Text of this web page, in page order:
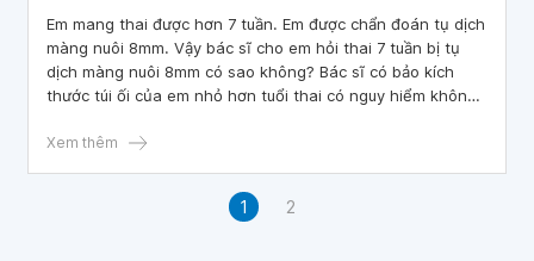
Em mang thai được hơn 7 tuần. Em được chẩn đoán tụ dịch
màng nuôi 8mm. Vậy bác sĩ cho em hỏi thai 7 tuần bị tụ
dịch màng nuôi 8mm có sao không? Bác sĩ có bảo kích
thước túi ối của em nhỏ hơn tuổi thai có nguy hiểm không?
Xem thêm
1 2